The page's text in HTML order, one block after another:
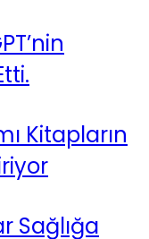
Kitapların
Sağlığa